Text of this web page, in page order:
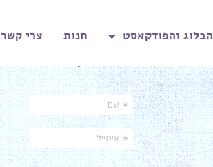
הבלוג והפודקאסט חנות צרי קשר